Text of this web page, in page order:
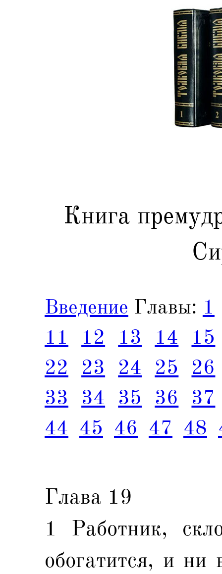
Книга
Введение Главы: 1
11
12 13 14
15
22
23 24 25
26
33
34 35 36
37
44 45 46 47 48
Глава 19
1 Работник,
обогатится, и ни